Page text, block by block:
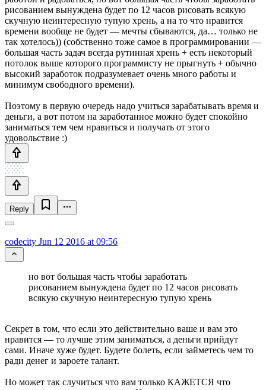
рисованием вынуждена будет по 12 часов рисовать всякую
скучную неинтересную тупую хрень, а на то что нравится
времени вообще не будет — мечты сбываются, да… только не
так хотелось)) (собственно тоже самое в программировании —
большая часть задач всегда рутинная хрень + есть некоторый
потолок выше которого программисту не прыгнуть + обычно
высокий заработок подразумевает очень много работы и
минимум свободного времени).
Поэтому в первую очередь надо учиться зарабатывать время и
деньги, а вот потом на заработанное можно будет спокойно
заниматься тем чем нравиться и получать от этого
удовольствие :)
Reply
codecity Jun 12 2016 at 09:56
но вот большая часть чтобы заработать
рисованием вынуждена будет по 12 часов рисовать
всякую скучную неинтересную тупую хрень
Секрет в том, что если это действительно ваше и вам это
нравится — то лучше этим заниматься, а деньги прийдут
сами. Иначе хуже будет. Будете болеть, если займетесь чем то
ради денег и зароете талант.
Но может так случиться что вам только КАЖЕТСЯ что